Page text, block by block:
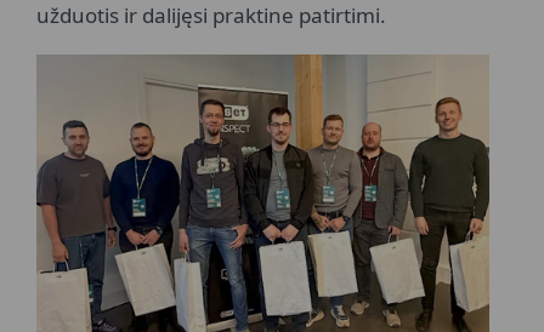
užduotis ir dalijęsi praktine patirtimi.